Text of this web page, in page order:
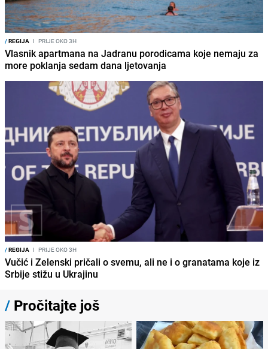
/REGIJA I PRIJE OKO 3H
Vlasnik apartmana na Jadranu porodicama koje nemaju za
more poklanja sedam dana ljetovanja
/REGIJA I PRIJE OKO 3H
Vučić i Zelenski pričali o svemu, ali ne i o granatama koje iz
Srbije stižu u Ukrajinu
/ Pročitajte još